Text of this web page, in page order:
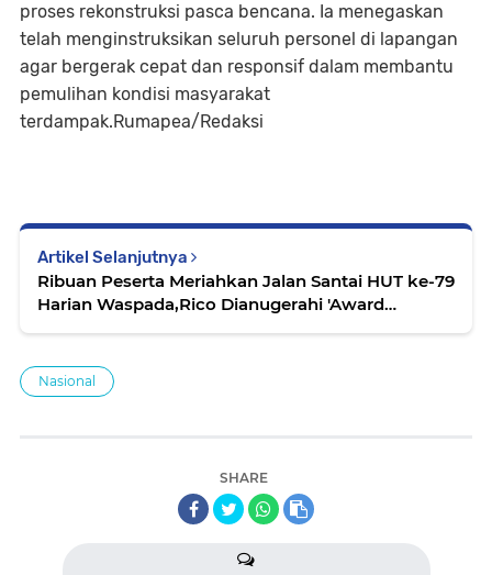
proses rekonstruksi pasca bencana. Ia menegaskan
telah menginstruksikan seluruh personel di lapangan
agar bergerak cepat dan responsif dalam membantu
pemulihan kondisi masyarakat
terdampak.Rumapea/Redaksi
Artikel Selanjutnya
Ribuan Peserta Meriahkan Jalan Santai HUT ke-79
Harian Waspada,Rico Dianugerahi 'Award
Nasional
SHARE